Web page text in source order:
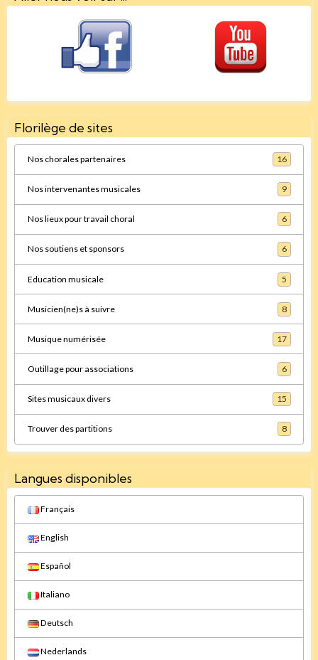
Florilège de sites
Nos chorales partenaires 16
Nos intervenantes musicales 9
Nos lieux pour travail choral 6
Nos soutiens et sponsors 6
Education musicale 5
Musicien(ne)s à suivre 8
Musique numérisée 17
Outillage pour associations 6
Sites musicaux divers 15
Trouver des partitions 8
Langues disponibles
Français
English
Español
Italiano
Deutsch
Nederlands